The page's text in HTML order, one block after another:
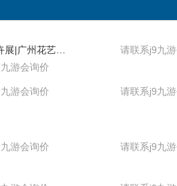
游会询价
请联系j9九
游会询价 请联系j9九
游会询价 请联系j9九